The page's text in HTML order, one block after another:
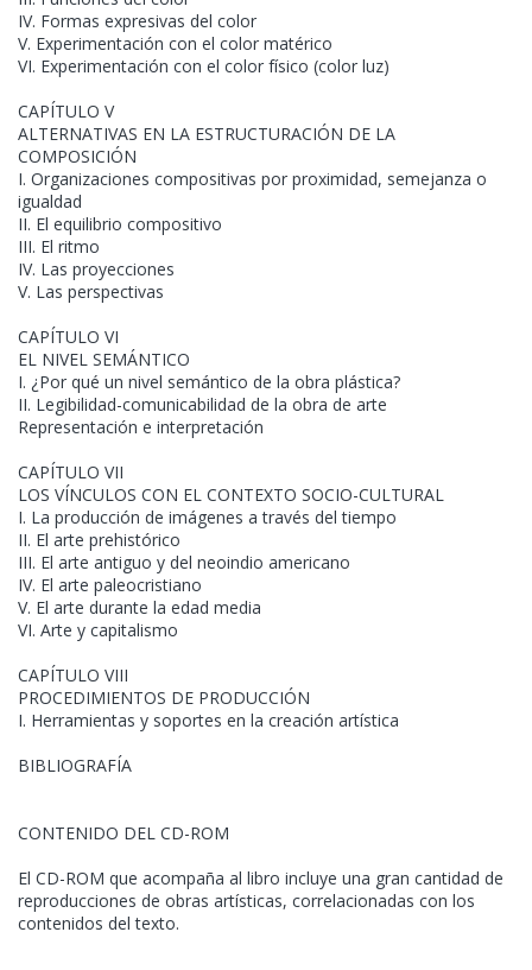
IV. Formas expresivas del color
V. Experimentación con el color matérico
VI. Experimentación con el color físico (color luz)
CAPÍTULO V
ALTERNATIVAS EN LA ESTRUCTURACIÓN DE LA
COMPOSICIÓN
I. Organizaciones compositivas por proximidad, semejanza o
igualdad
II. El equilibrio compositivo
III. El ritmo
IV. Las proyecciones
V. Las perspectivas
CAPÍTULO VI
EL NIVEL SEMÁNTICO
I. ¿Por qué un nivel semántico de la obra plástica?
II. Legibilidad-comunicabilidad de la obra de arte
Representación e interpretación
CAPÍTULO VII
LOS VÍNCULOS CON EL CONTEXTO SOCIO-CULTURAL
I. La producción de imágenes a través del tiempo
II. El arte prehistórico
III. El arte antiguo y del neoindio americano
IV. El arte paleocristiano
V. El arte durante la edad media
VI. Arte y capitalismo
CAPÍTULO VIII
PROCEDIMIENTOS DE PRODUCCIÓN
I. Herramientas y soportes en la creación artística
BIBLIOGRAFÍA
CONTENIDO DEL CD-ROM
El CD-ROM que acompaña al libro incluye una gran cantidad de
reproducciones de obras artísticas, correlacionadas con los
contenidos del texto.